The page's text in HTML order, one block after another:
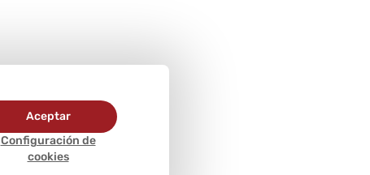
Configuración de
cookies
Aceptar